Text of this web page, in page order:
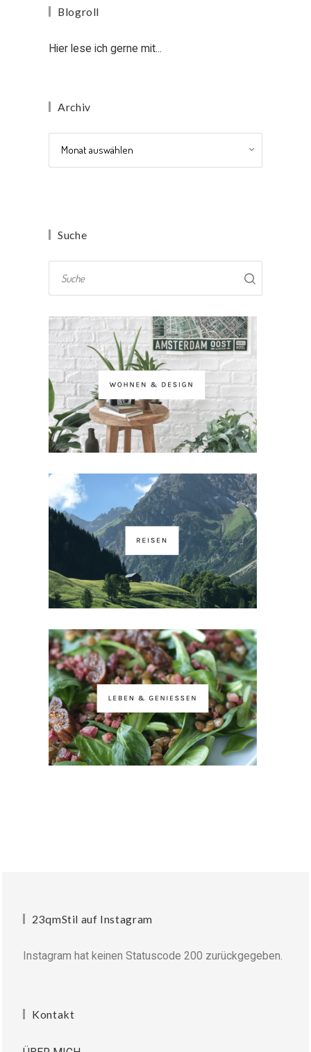
Blogroll
Hier lese ich gerne mit...
Archiv
Suche
23qmStil auf Instagram
Instagram hat keinen Statuscode 200 zurückgegeben.
Kontakt